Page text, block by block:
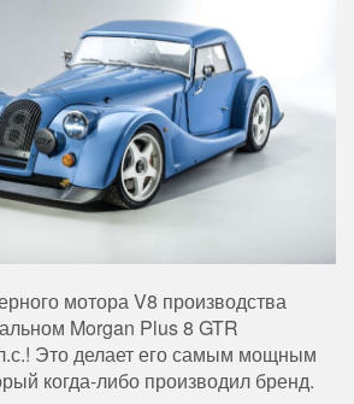
мотора V8 производства
Morgan Plus 8 GTR
Это делает его самым мощным
когда-либо производил бренд.